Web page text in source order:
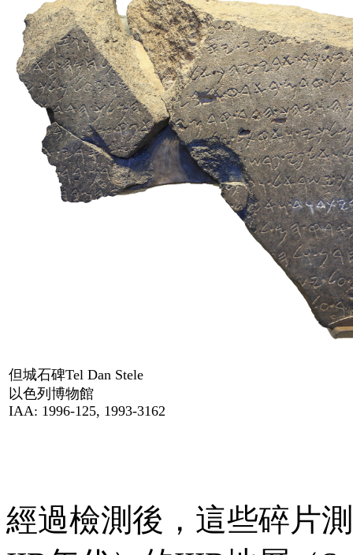
但城石碑Tel Dan Stele
以色列博物館
IAA: 1996-125, 1993-3162
經過檢測後，這些碎片